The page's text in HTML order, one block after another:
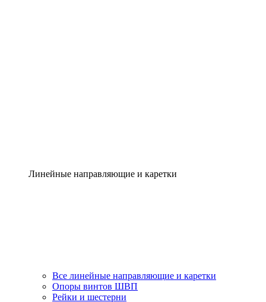
Линейные направляющие и каретки
Все линейные направляющие и каретки
Опоры винтов ШВП
Рейки и шестерни